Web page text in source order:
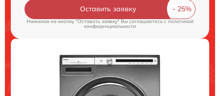
Оставить заявку
Нажимая на кнопку "Оставить заявку" Вы соглашаетесь cполитикой
конфиденциальности